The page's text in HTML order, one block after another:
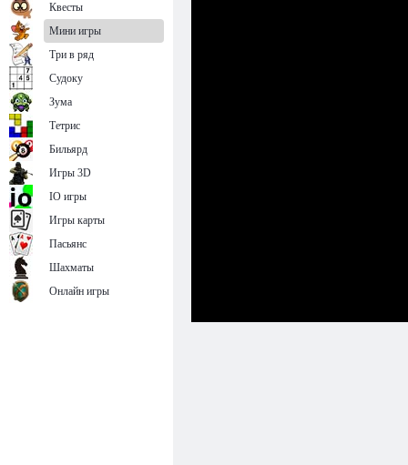
Квесты
Мини игры
Три в ряд
Судоку
Зума
Тетрис
Бильярд
Игры 3D
IO игры
Игры карты
Пасьянс
Шахматы
Онлайн игры